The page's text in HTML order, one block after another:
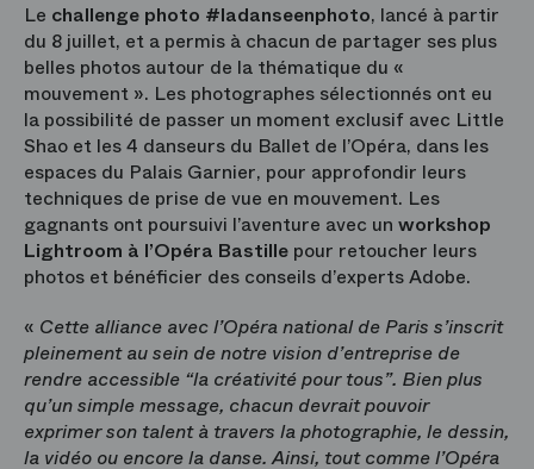
Le challenge photo #ladanseenphoto, lancé à partir
du 8 juillet, et a permis à chacun de partager ses plus
belles photos autour de la thématique du «
mouvement ». Les photographes sélectionnés ont eu
la possibilité de passer un moment exclusif avec Little
Shao et les 4 danseurs du Ballet de l’Opéra, dans les
espaces du Palais Garnier, pour approfondir leurs
techniques de prise de vue en mouvement. Les
gagnants ont poursuivi l’aventure avec un workshop
Lightroom à l’Opéra Bastille pour retoucher leurs
photos et bénéficier des conseils d’experts Adobe.
« Cette alliance avec l’Opéra national de Paris s’inscrit
pleinement au sein de notre vision d’entreprise de
rendre accessible “la créativité pour tous”. Bien plus
qu’un simple message, chacun devrait pouvoir
exprimer son talent à travers la photographie, le dessin,
la vidéo ou encore la danse. Ainsi, tout comme l’Opéra